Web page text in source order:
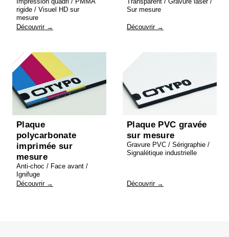
rigide / Visuel HD sur
mesure
Découvrir →
Sur mesure
Découvrir →
Plaque
polycarbonate
imprimée sur
mesure
Anti-choc / Face avant /
Ignifuge
Découvrir →
Plaque PVC gravée
sur mesure
Gravure PVC / Sérigraphie /
Signalétique industrielle
Découvrir →